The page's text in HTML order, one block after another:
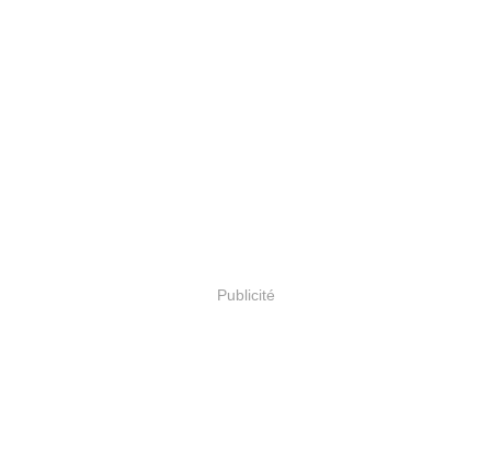
Publicité